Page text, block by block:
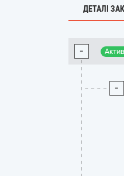
ДЕТАЛІ
-
-